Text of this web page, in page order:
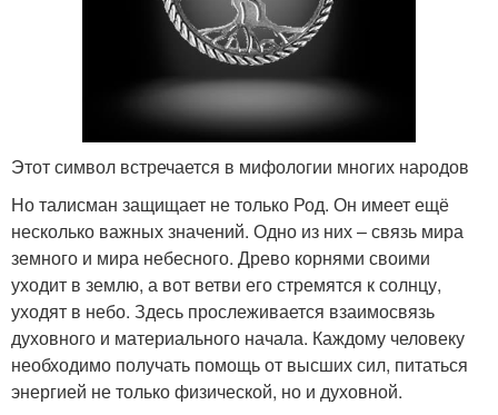
Этот символ встречается в мифологии многих народов
Но талисман защищает не только Род. Он имеет ещё
несколько важных значений. Одно из них – связь мира
земного и мира небесного. Древо корнями своими
уходит в землю, а вот ветви его стремятся к солнцу,
уходят в небо. Здесь прослеживается взаимосвязь
духовного и материального начала. Каждому человеку
необходимо получать помощь от высших сил, питаться
энергией не только физической, но и духовной.